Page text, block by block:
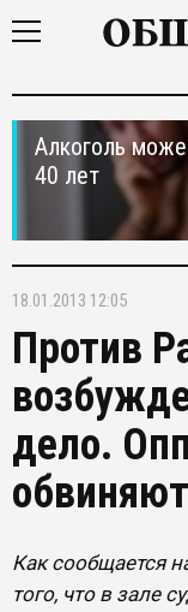
Алкоголь
40 лет
18.01.2013 12:05
Против
дело.
Как сообщается
того, что в зале